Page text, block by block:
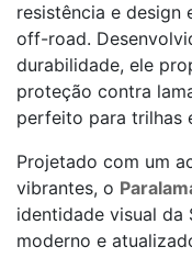
resistência e
off-road.
durabilidade, ele
proteção contra
perfeito para trilhas
Projetado com um
vibrantes, o
identidade visual da
moderno e